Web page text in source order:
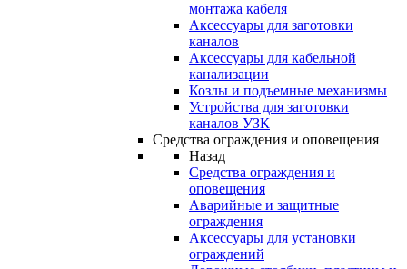
монтажа кабеля
Аксессуары для заготовки
каналов
Аксессуары для кабельной
канализации
Козлы и подъемные механизмы
Устройства для заготовки
каналов УЗК
Средства ограждения и оповещения
Назад
Средства ограждения и
оповещения
Аварийные и защитные
ограждения
Аксессуары для установки
ограждений